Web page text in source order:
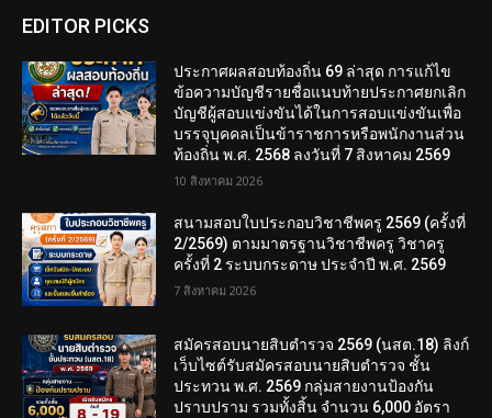
EDITOR PICKS
ประกาศผลสอบท้องถิ่น 69 ล่าสุด การแก้ไข
ข้อความบัญชีรายชื่อแนบท้ายประกาศยกเลิก
บัญชีผู้สอบแข่งขันได้ในการสอบแข่งขันเพื่อ
บรรจุบุคคลเป็นข้าราชการหรือพนักงานส่วน
ท้องถิ่น พ.ศ. 2568 ลงวันที่ 7 สิงหาคม 2569
10 สิงหาคม 2026
สนามสอบใบประกอบวิชาชีพครู 2569 (ครั้งที่
2/2569) ตามมาตรฐานวิชาชีพครู วิชาครู
ครั้งที่ 2 ระบบกระดาษ ประจำปี พ.ศ. 2569
7 สิงหาคม 2026
สมัครสอบนายสิบตำรวจ 2569 (นสต.18) ลิงก์
เว็บไซต์รับสมัครสอบนายสิบตำรวจ ชั้น
ประทวน พ.ศ. 2569 กลุ่มสายงานป้องกัน
ปราบปราม รวมทั้งสิ้น จำนวน 6,000 อัตรา